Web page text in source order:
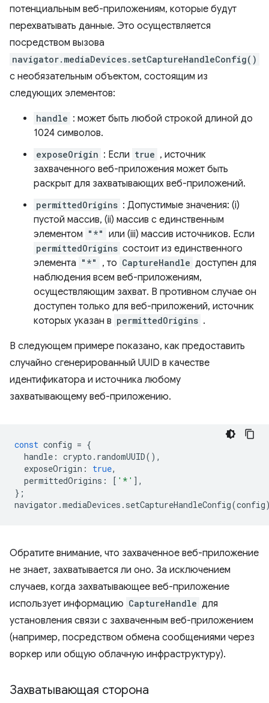
потенциальным веб-приложениям, которые будут
перехватывать данные. Это осуществляется
посредством вызова
navigator.mediaDevices.setCaptureHandleConfig()
с необязательным объектом, состоящим из
следующих элементов:
handle : может быть любой строкой длиной до
1024 символов.
exposeOrigin : Если true , источник
захваченного веб-приложения может быть
раскрыт для захватывающих веб-приложений.
permittedOrigins : Допустимые значения: (i)
пустой массив, (ii) массив с единственным
элементом "*" или (iii) массив источников. Если
permittedOrigins состоит из единственного
элемента "*" , то CaptureHandle доступен для
наблюдения всем веб-приложениям,
осуществляющим захват. В противном случае он
доступен только для веб-приложений, источник
которых указан в permittedOrigins .
В следующем примере показано, как предоставить
случайно сгенерированный UUID в качестве
идентификатора и источника любому
захватывающему веб-приложению.
const config = {
handle : crypto . randomUUID(),
exposeOrigin : true,
permittedOrigins : [ '*' ],
};
navigator .mediaDevices . setCaptureHandleConfig(config
Обратите внимание, что захваченное веб-приложение
не знает, захватывается ли оно. За исключением
случаев, когда захватывающее веб-приложение
использует информацию CaptureHandle для
установления связи с захваченным веб-приложением
(например, посредством обмена сообщениями через
воркер или общую облачную инфраструктуру).
Захватывающая сторона